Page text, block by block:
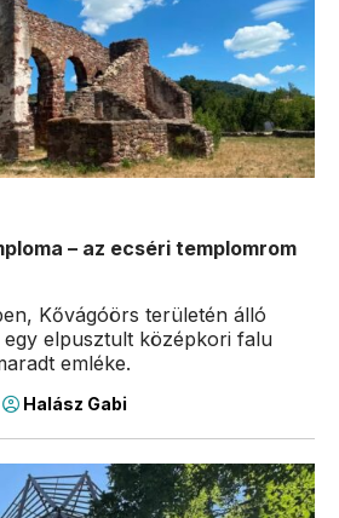
– az ecséri templomrom
Kővágóörs területén álló
elpusztult középkori falu
emléke.
Halász Gabi